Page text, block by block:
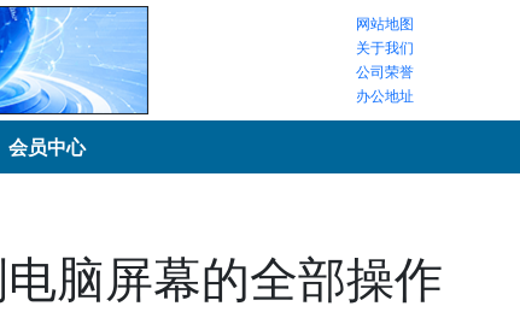
网站地图
关于我们
公司荣誉
办公地址
会员中心
脑屏幕的全部操作